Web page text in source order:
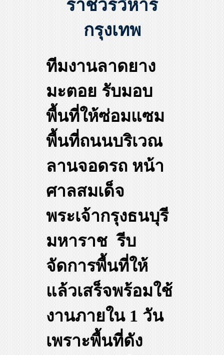
ราชวรวิหาร
กรุงเทพ
ทีมงานลาดยาง
มะตอย รับมอบ
พื้นที่ให้ซ่อมแซม
พื้นที่ถนนบริเวณ
ลานจอดรถ หน้า
ศาลสมเด็จ
พระเจ้ากรุงธนบุรี
มหาราช รีบ
จัดการพื้นที่ให้
แล้วเสร็จพร้อมใช้
งานภายใน 1 วัน
เพราะพื้นที่ดัง